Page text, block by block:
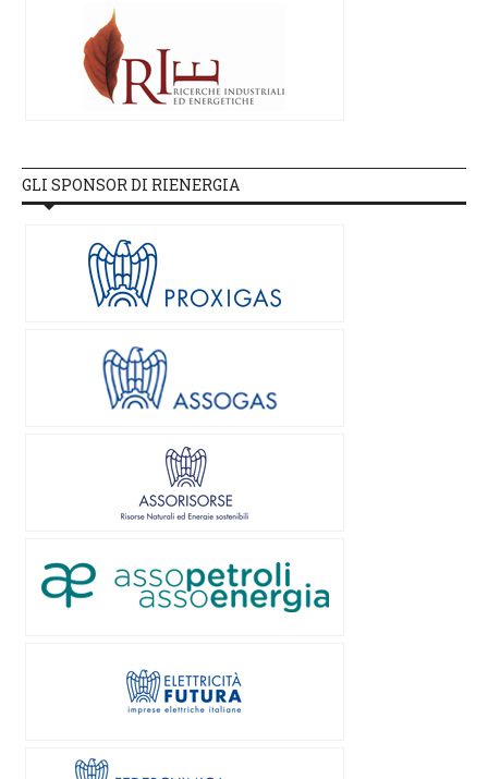
GLI SPONSOR DI RIENERGIA